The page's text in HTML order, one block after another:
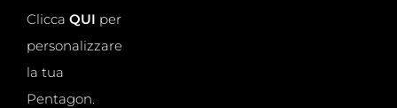
Clicca QUI per
personalizzare
la tua
Pentagon.